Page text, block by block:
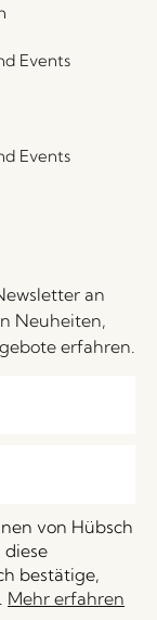
Events
Events
an
Neuheiten,
erfahren.
von Hübsch
diese
bestätige,
Mehr erfahren